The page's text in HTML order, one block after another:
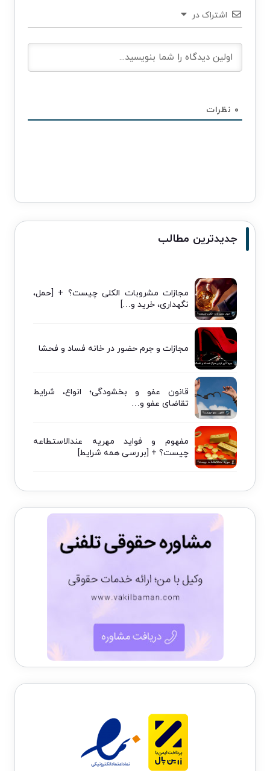
اشتراک در
۰ نظرات
جدیدترین مطالب
مجازات مشروبات الکلی چیست؟ + [حمل،
نگهداری، خرید و…]
مجازات و جرم حضور در خانه فساد و فحشا
قانون عفو و بخشودگی؛ انواع، شرایط
تقاضای عفو و…
مفهوم و فواید مهریه عندالاستطاعه
چیست؟ + [بررسی همه شرایط]